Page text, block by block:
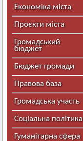
Економіка міста
Проєкти міста
Громадський
бюджет
Бюджет громади
Правова база
Громадська участь
Соціальна політика
Гуманітарна сфера